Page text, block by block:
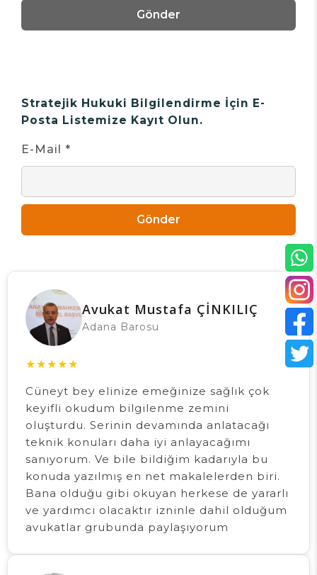
Gönder
Stratejik Hukuki Bilgilendirme İçin E-
Posta Listemize Kayıt Olun.
E-Mail *
Gönder
Avukat Mustafa ÇİNKILIÇ
Adana Barosu
★★★★★
Cüneyt bey elinize emeğinize sağlık çok
keyifli okudum bilgilenme zemini
oluşturdu. Serinin devamında anlatacağı
teknik konuları daha iyi anlayacağımı
sanıyorum. Ve bile bildiğim kadarıyla bu
konuda yazılmış en net makalelerden biri.
Bana olduğu gibi okuyan herkese de yararlı
ve yardımcı olacaktır izninle dahil olduğum
avukatlar grubunda paylaşıyorum